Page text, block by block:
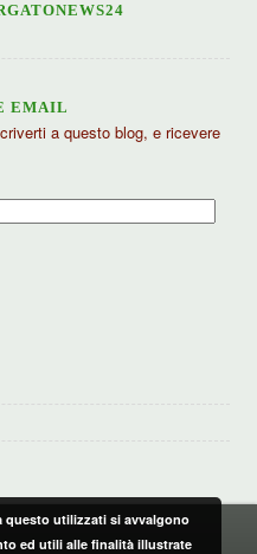
EMAIL
a questo blog, e ricevere
utilizzati si avvalgono
ed utili alle finalità illustrate